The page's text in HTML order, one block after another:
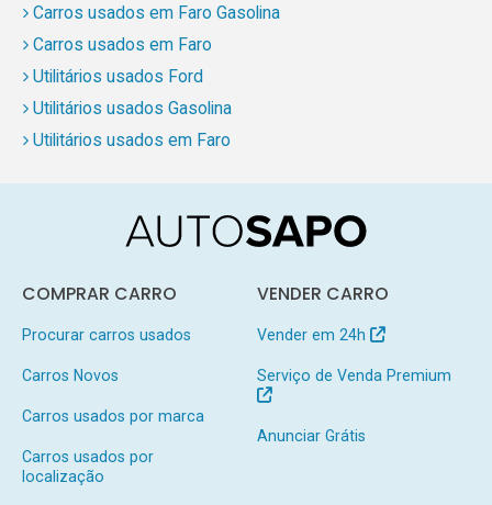
Carros usados em Faro Gasolina
Carros usados em Faro
Utilitários usados Ford
Utilitários usados Gasolina
Utilitários usados em Faro
COMPRAR CARRO
Procurar carros usados
Carros Novos
Carros usados por marca
Carros usados por
localização
VENDER CARRO
Vender em 24h
Serviço de Venda Premium
Anunciar Grátis